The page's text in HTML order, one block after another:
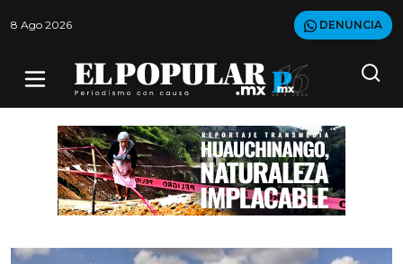
8 Ago 2026 DENUNCIA